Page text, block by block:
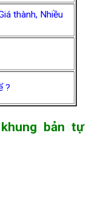
thành, Nhiều
?
bản tự